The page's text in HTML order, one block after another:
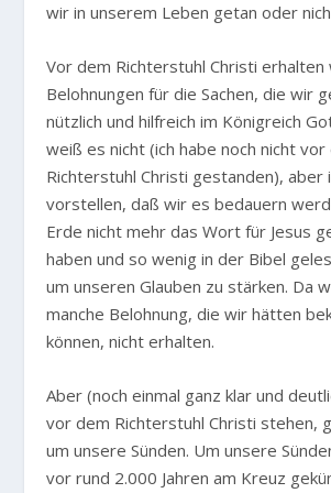
wir in unserem Leben getan oder
Vor dem Richterstuhl Christi erhalten
Belohnungen für die Sachen, die wir
nützlich und hilfreich im Königreich
weiß es nicht (ich habe noch nicht vor
Richterstuhl Christi gestanden), aber
vorstellen, daß wir es bedauern
Erde nicht mehr das Wort für Jesus
haben und so wenig in der Bibel
um unseren Glauben zu stärken. Da
manche Belohnung, die wir hätten
können, nicht erhalten.
Aber (noch einmal ganz klar und
vor dem Richterstuhl Christi stehen,
um unsere Sünden. Um unsere
vor rund 2.000 Jahren am Kreuz